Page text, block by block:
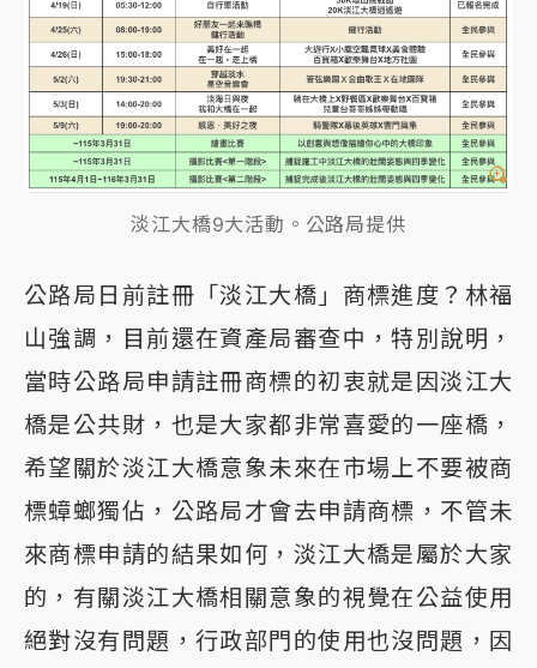
淡江大橋9大活動。公路局提供
公路局日前註冊「淡江大橋」商標進度？林福
山強調，目前還在資產局審查中，特別說明，
當時公路局申請註冊商標的初衷就是因淡江大
橋是公共財，也是大家都非常喜愛的一座橋，
希望關於淡江大橋意象未來在市場上不要被商
標蟑螂獨佔，公路局才會去申請商標，不管未
來商標申請的結果如何，淡江大橋是屬於大家
的，有關淡江大橋相關意象的視覺在公益使用
絕對沒有問題，行政部門的使用也沒問題，因